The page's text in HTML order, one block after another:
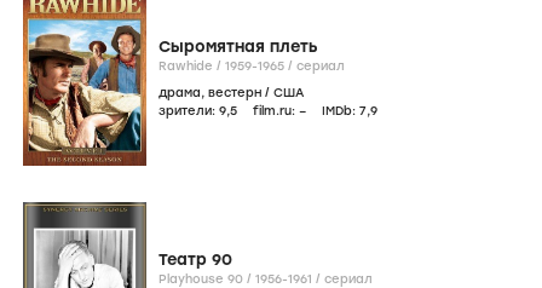
Сыромятная плеть
Rawhide / 1959-1965 / сериал
драма, вестерн / США
зрители: 9,5 film.ru: – IMDb: 7,9
Театр 90
Playhouse 90 / 1956-1961 / сериал